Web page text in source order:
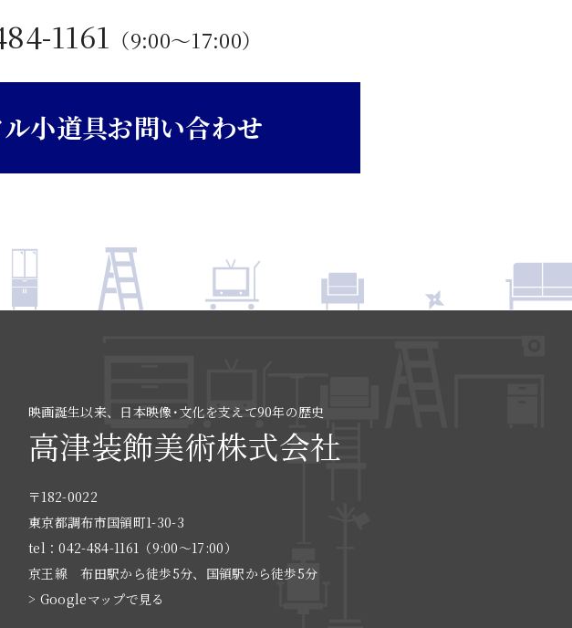
1161 （9:00〜17:00）
ル小道具お問い合わせ
映画誕生以来、日本映像･文化を支えて90年の歴史
高津装飾美術株式会社
〒182-0022
東京都調布市国領町1-30-3
tel：042-484-1161（9:00〜17:00）
京王線 布田駅から徒歩5分、国領駅から徒歩5分
> Googleマップで見る